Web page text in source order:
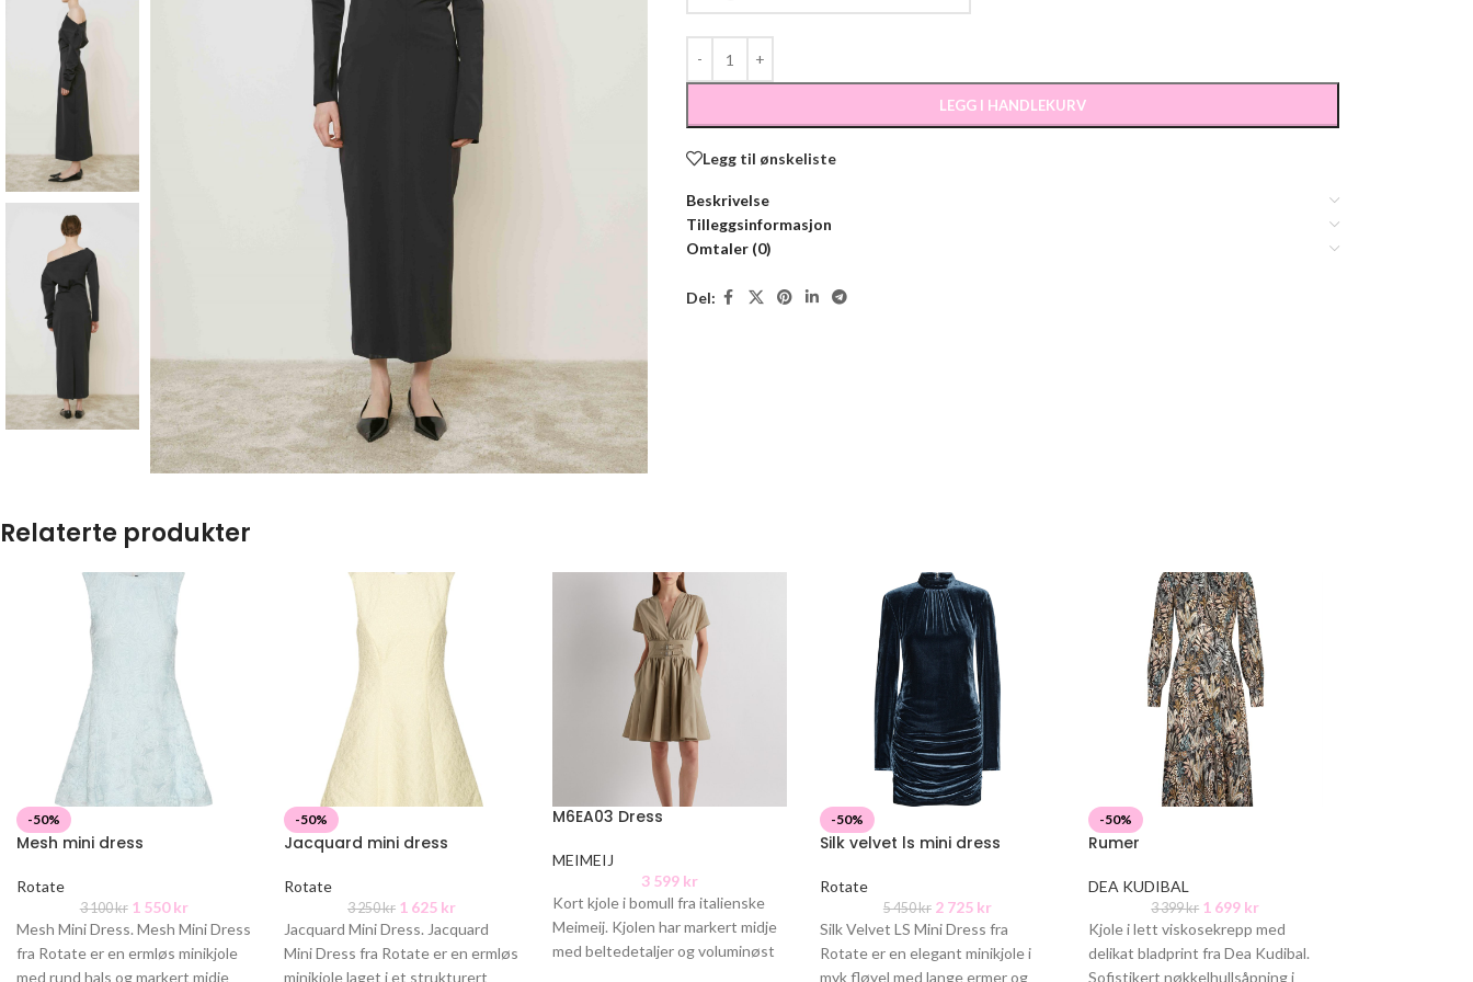
LEGG I HANDLEKURV
Legg til ønskeliste
Beskrivelse
Tilleggsinformasjon
Omtaler (0)
Del:
Relaterte produkter
-50%
Mesh mini dress
Rotate
3 100kr 1 550kr
Mesh Mini Dress. Mesh Mini Dress
fra Rotate er en ermløs minikjole
med rund hals og markert midje
-50%
Jacquard mini dress
Rotate
3 250kr 1 625 kr
Jacquard Mini Dress. Jacquard
Mini Dress fra Rotate er en ermløs
minikjole laget i et strukturert
M6EA03 Dress
MEIMEIJ
3 599 kr
Kort kjole i bomull fra italienske
Meimeij. Kjolen har markert midje
med beltedetaljer og voluminøst
-50%
Silk velvet ls mini dress
Rotate
5 450kr 2 725 kr
Silk Velvet LS Mini Dress fra
Rotate er en elegant minikjole i
myk fløyel med lange ermer og
-50%
Rumer
DEA KUDIBAL
3 399kr 1 699 kr
Kjole i lett viskosekrepp med
delikat bladprint fra Dea Kudibal.
Sofistikert nøkkelhullsåpning i